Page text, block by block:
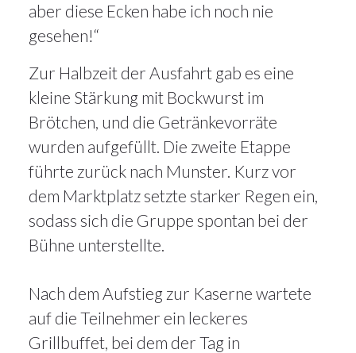
aber diese Ecken habe ich noch nie
gesehen!“
Zur Halbzeit der Ausfahrt gab es eine
kleine Stärkung mit Bockwurst im
Brötchen, und die Getränkevorräte
wurden aufgefüllt. Die zweite Etappe
führte zurück nach Munster. Kurz vor
dem Marktplatz setzte starker Regen ein,
sodass sich die Gruppe spontan bei der
Bühne unterstellte.
Nach dem Aufstieg zur Kaserne wartete
auf die Teilnehmer ein leckeres
Grillbuffet, bei dem der Tag in